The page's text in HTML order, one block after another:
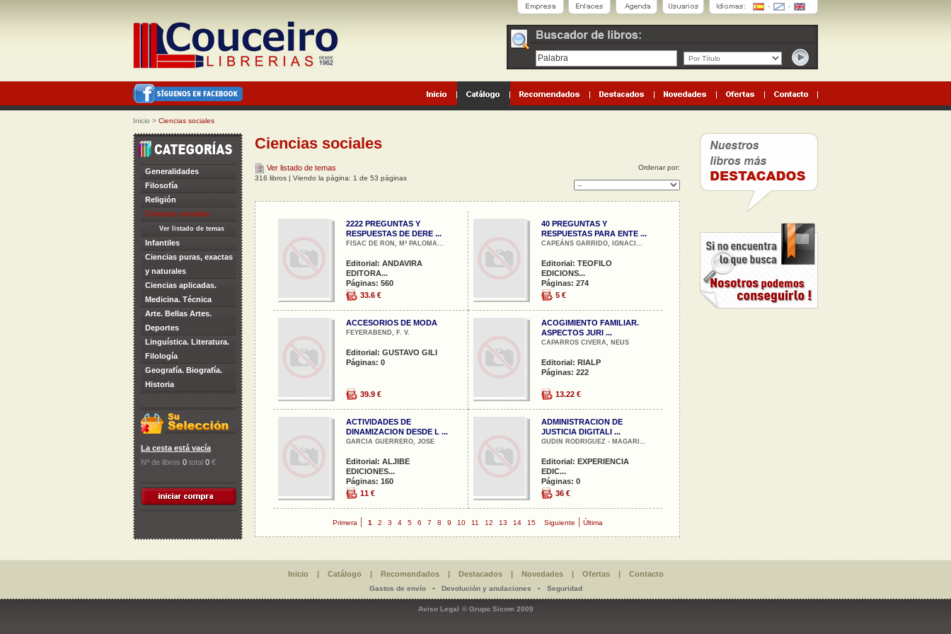
Inicio > Ciencias sociales
Generalidades
Filosofía
Religión
Ciencias sociales
Ver listado de temas
Infantiles
Ciencias puras, exactas
y naturales
Ciencias aplicadas.
Medicina. Técnica
Arte. Bellas Artes.
Deportes
Linguística. Literatura.
Filología
Geografía. Biografía.
Historia
La cesta está vacía
Nº de libros 0 total 0 €
Ciencias sociales
Ver listado de temas
316 libros | Viendo la página: 1 de 53 páginas
Ordenar por:
2222 PREGUNTAS Y
RESPUESTAS DE DERE ...
FISAC DE RON, Mª PALOMA...
Editorial: ANDAVIRA
EDITORA...
Páginas: 560
33.6 €
40 PREGUNTAS Y
RESPUESTAS PARA ENTE ...
CAPEÁNS GARRIDO, IGNACI...
Editorial: TEOFILO
EDICIONS...
Páginas: 274
5 €
ACCESORIOS DE MODA
FEYERABEND, F. V.
Editorial: GUSTAVO GILI
Páginas: 0
39.9 €
ACOGIMIENTO FAMILIAR.
ASPECTOS JURI ...
CAPARROS CIVERA, NEUS
Editorial: RIALP
Páginas: 222
13.22 €
ACTIVIDADES DE
DINAMIZACION DESDE L ...
GARCIA GUERRERO, JOSE
Editorial: ALJIBE
EDICIONES...
Páginas: 160
11 €
ADMINISTRACION DE
JUSTICIA DIGITALI ...
GUDIN RODRIGUEZ - MAGARI...
Editorial: EXPERIENCIA
EDIC...
Páginas: 0
36 €
Primera | 1 2 3 4 5 6 7 8 9 10 11 12 13 14 15 Siguiente | Última
Inicio | Catálogo | Recomendados| Destacados| Novedades| Ofertas| Contacto
Gastos de envío- Devolución y anulaciones - Seguridad
Aviso Legal © Grupo Sicom 2009